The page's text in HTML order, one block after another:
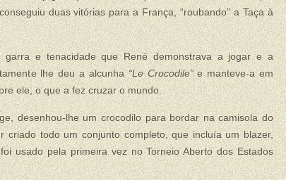
duas vitórias para a França, “roubando” a Taça à
garra e tenacidade que René demonstrava a jogar e a
lhe deu a alcunha“Le Crocodile”e manteve-a em
ele, o que a fez cruzar o mundo.
desenhou-lhe um crocodilo para bordar na camisola do
criado todo um conjunto completo, que incluía um blazer,
usado pela primeira vez no Torneio Aberto dos Estados